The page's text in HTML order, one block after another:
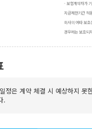
- 보험계약자가
지급제한기간 적
회사의 여타 보
경우에는 보호되
정은 계약 체결 시 예상하지 못
.